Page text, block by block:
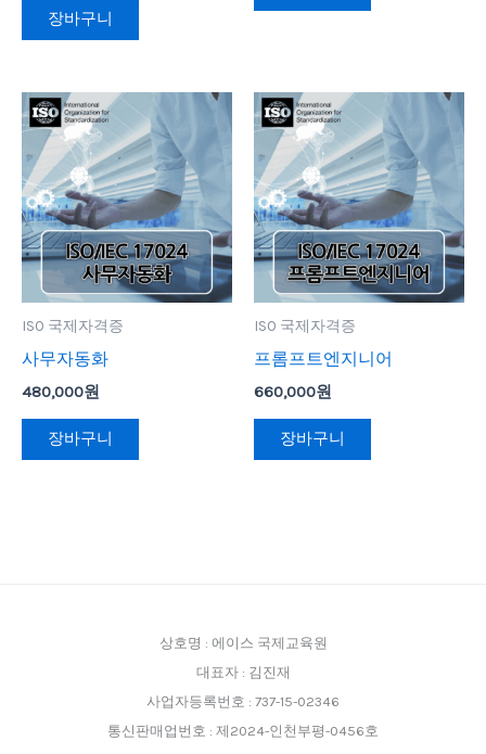
장바구니
ISO 국제자격증
사무자동화
480,000원
장바구니
ISO 국제자격증
프롬프트엔지니어
660,000원
장바구니
상호명 : 에이스 국제교육원
대표자 : 김진재
사업자등록번호 : 737-15-02346
통신판매업번호 : 제2024-인천부평-0456호